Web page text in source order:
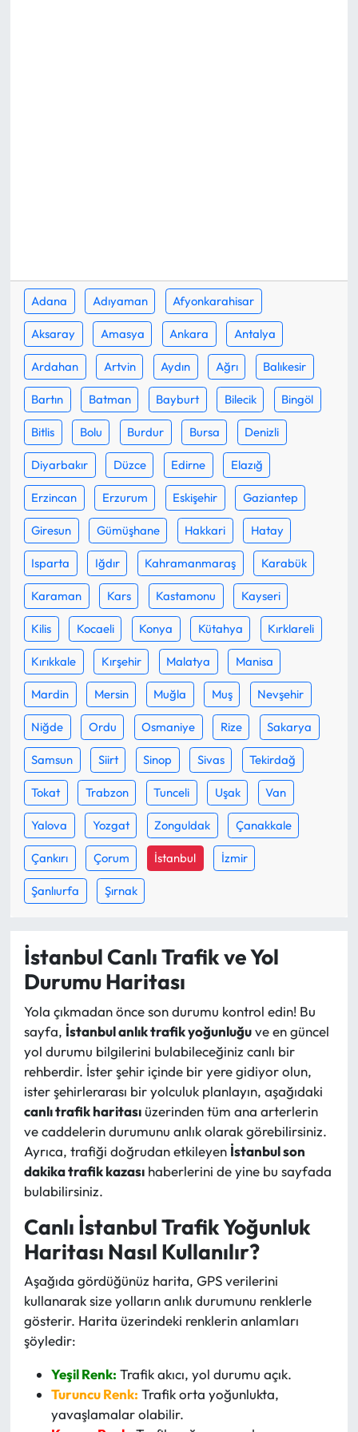
Adana Adıyaman Afyonkarahisar
Aksaray Amasya Ankara Antalya
Ardahan Artvin Aydın Ağrı Balıkesir
Bartın Batman Bayburt Bilecik Bingöl
Bitlis Bolu Burdur Bursa Denizli
Diyarbakır Düzce Edirne Elazığ
Erzincan Erzurum Eskişehir Gaziantep
Giresun Gümüşhane Hakkari Hatay
Isparta Iğdır Kahramanmaraş Karabük
Karaman Kars Kastamonu Kayseri
Kilis Kocaeli Konya Kütahya Kırklareli
Kırıkkale Kırşehir Malatya Manisa
Mardin Mersin Muğla Muş Nevşehir
Niğde Ordu Osmaniye Rize Sakarya
Samsun Siirt Sinop Sivas Tekirdağ
Tokat Trabzon Tunceli Uşak Van
Yalova Yozgat Zonguldak Çanakkale
Çankırı Çorum İstanbul İzmir
Şanlıurfa Şırnak
İstanbul Canlı Trafik ve Yol
Durumu Haritası
Yola çıkmadan önce son durumu kontrol edin! Bu
sayfa, İstanbul anlık trafik yoğunluğuve en güncel
yol durumu bilgilerini bulabileceğiniz canlı bir
rehberdir. İster şehir içinde bir yere gidiyor olun,
ister şehirlerarası bir yolculuk planlayın, aşağıdaki
canlı trafik haritasıüzerinden tüm ana arterlerin
ve caddelerin durumunu anlık olarak görebilirsiniz.
Ayrıca, trafiği doğrudan etkileyen İstanbul son
dakika trafik kazasıhaberlerini de yine bu sayfada
bulabilirsiniz.
Canlı İstanbul Trafik Yoğunluk
Haritası Nasıl Kullanılır?
Aşağıda gördüğünüz harita, GPS verilerini
kullanarak size yolların anlık durumunu renklerle
gösterir. Harita üzerindeki renklerin anlamları
şöyledir:
Yeşil Renk: Trafik akıcı, yol durumu açık.
Turuncu Renk: Trafik orta yoğunlukta,
yavaşlamalar olabilir.
Laçin Haberleri
Magazin
Mecitözü Haberleri
Oğuzlar Haberleri
Ortaköy Haberleri
Osmancık Haberleri
Otomotiv
Resmi İlan
Resmi Reklam
Sağlık
Siyaset
Spor
Sungurlu Haberleri
Turizm
Uğurludağ Haberleri
Yayla Haber
Yemek Tarifleri
Yerel Haberler